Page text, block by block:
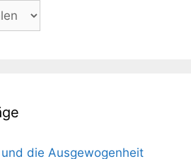
die Ausgewogenheit